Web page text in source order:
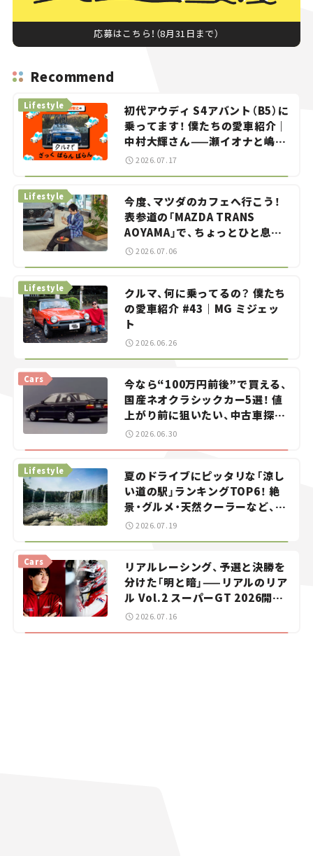
応募はこちら！（8月31日まで）
Recommend
初代アウディ S4アバント（B5）に
乗ってます！ 僕たちの愛車紹介｜
中村大輝さん——瀬イオナと嶋田
智之の「クルマでざっくばらんば
Lifestyle
2026.07.17
今度、マツダのカフェへ行こう！
表参道の「MAZDA TRANS
AOYAMA」で、ちょっとひと息。
——連載｜CCGとクルマでどうす
る？＜第13回＞
Lifestyle
2026.07.06
クルマ、何に乗ってるの？ 僕たち
の愛車紹介 #43｜MG ミジェッ
ト
Lifestyle
2026.06.26
今なら“100万円前後”で買える、
国産ネオクラシックカー5選！ 値
上がり前に狙いたい、中古車探し
をお手伝い――ちょっとイケてるマ
イカー選び #02
Cars
2026.06.30
夏のドライブにピッタリな「涼し
い道の駅」ランキングTOP6！ 絶
景・グルメ・天然クーラーなど、避
暑におすすめのスポットを紹介
Lifestyle
2026.07.19
リアルレーシング、予選と決勝を
分けた「明と暗」——リアルのリア
ル Vol.2 スーパーGT 2026開幕
戦 岡山国際サーキット
Cars
2026.07.16